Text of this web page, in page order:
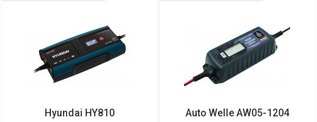
Hyundai HY810 Auto Welle AW05-1204